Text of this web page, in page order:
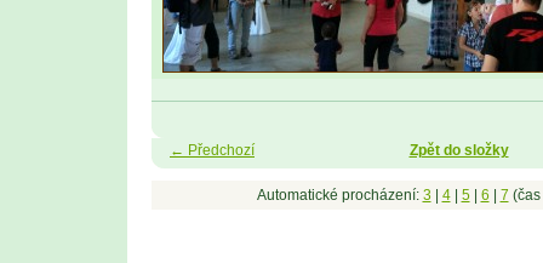
← Předchozí Zpět do složky
Automatické procházení: 3 4| 5| 6 7